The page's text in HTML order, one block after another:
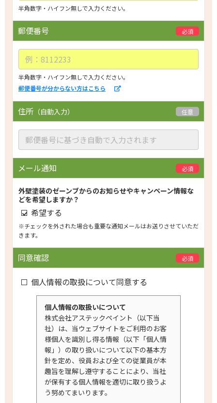
l
e
m
半角数字・ハイフン無しで入力ください。
郵便番号 必須
半角数字・ハイフン無しで入力ください。
郵便番号が分からない方はこちら
住所 （自動入力） 任意
メール通知 必須
外壁塗装のゼーンブからのお知らせやキャンペーン情報な
どを希望しますか？
希望する
※チェックを外された場合も重要な通知メールはお送りさせていただ
きます。
同意確認 必須
個人情報の取扱について同意する
個人情報の取扱いについて
株式会社アステックペイント（以下当
社）は、当ウェブサイトをご利用のお客
様個人を識別し得る情報（以下「個人情
報」）の取り扱いについて以下の基本方
針を定め、役員および全ての従業員が本
趣旨を理解し遵守することにより、当社
が保有する個人情報を適切に取り扱うよ
う努めてまいります。